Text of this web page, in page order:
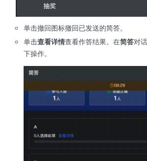
单击撤回图标撤回已发送的简答。
单击查看详情查看作答结果。在简答对
下操作。